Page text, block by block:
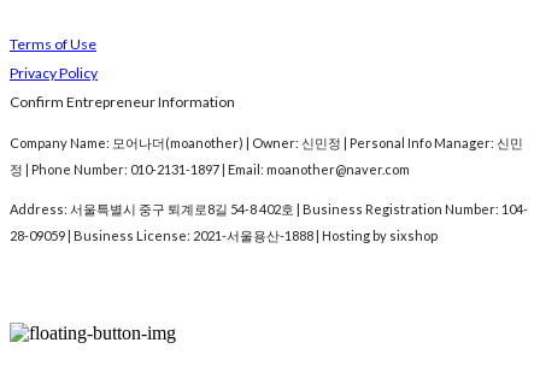
Terms of Use
Privacy Policy
Confirm Entrepreneur Information
Company Name: 모어나더(moanother) | Owner: 신민정 | Personal Info Manager: 신민
정 | Phone Number: 010-2131-1897 | Email: moanother@naver.com
Address: 서울특별시 중구 퇴계로8길 54-8 402호 | Business Registration Number: 104-
28-09059 | Business License: 2021-서울용산-1888 | Hosting by sixshop